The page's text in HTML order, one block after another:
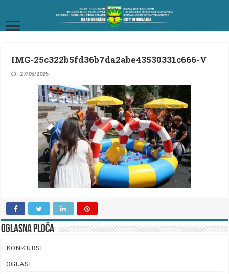
IMG-25c322b5fd36b7da2abe43530331c666-V
27/05/2025
OGLASNA PLOČA
KONKURSI
OGLASI